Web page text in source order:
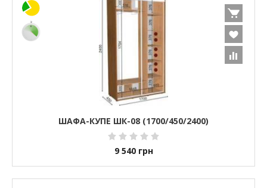
ШАФА-КУПЕ ШК-08 (1700/450/2400)
9 540 грн